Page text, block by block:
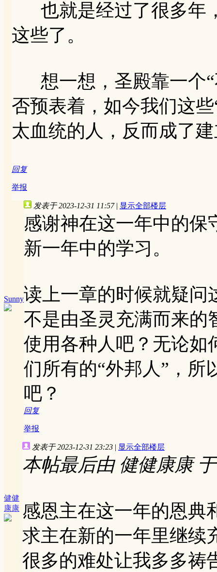
也就是经过了很多年
这些了。
想一想，圣殿靠一个“
否预表着，如今我们这
太血统的人，反而成了
回复
举报
Sunny
发表于 2023-12-31 11:57 | 显示全部楼层
感谢神在这一年中的保
新一年中的学习。
读上一章的时候就疑问
不是由圣灵充满而来的
使用各种人吧？无论如
们所有的“外邦人”，所
吧？
回复
举报
健健
康康
发表于 2023-12-31 23:23 | 显示全部楼层
本帖最后由 健健康康
感恩主在这一年的恩典
求主在新的一年里继续
很多的难处让我多多祷